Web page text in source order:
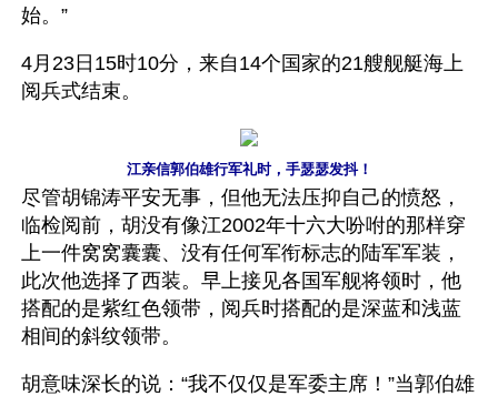
始。”
4月23日15时10分，来自14个国家的21艘舰艇海上
阅兵式结束。
江亲信郭伯雄行军礼时，手瑟瑟发抖！
尽管胡锦涛平安无事，但他无法压抑自己的愤怒，
临检阅前，胡没有像江2002年十六大吩咐的那样穿
上一件窝窝囊囊、没有任何军衔标志的陆军军装，
此次他选择了西装。早上接见各国军舰将领时，他
搭配的是紫红色领带，阅兵时搭配的是深蓝和浅蓝
相间的斜纹领带。
胡意味深长的说：“我不仅仅是军委主席！”当郭伯雄